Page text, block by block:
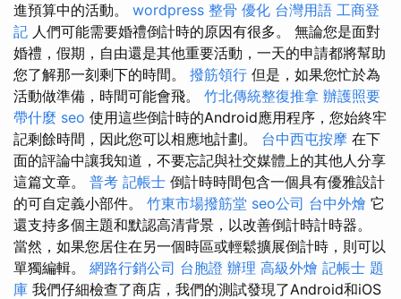
進預算中的活動。 wordpress 整骨 優化 台灣用語 工商登
記 人們可能需要婚禮倒計時的原因有很多。 無論您是面對
婚禮，假期，自由還是其他重要活動，一天的申請都將幫助
您了解那一刻剩下的時間。 撥筋領行 但是，如果您忙於為
活動做準備，時間可能會飛。 竹北傳統整復推拿 辦護照要
帶什麼 seo 使用這些倒計時的Android應用程序，您始終牢
記剩餘時間，因此您可以相應地計劃。 台中西屯按摩 在下
面的評論中讓我知道，不要忘記與社交媒體上的其他人分享
這篇文章。 普考 記帳士 倒計時時間包含一個具有優雅設計
的可自定義小部件。 竹東市場撥筋堂 seo公司 台中外燴 它
還支持多個主題和默認高清背景，以改善倒計時計時器。
當然，如果您居住在另一個時區或輕鬆擴展倒計時，則可以
單獨編輯。 網路行銷公司 台胞證 辦理 高級外燴 記帳士 題
庫 我們仔細檢查了商店，我們的測試發現了Android和iOS